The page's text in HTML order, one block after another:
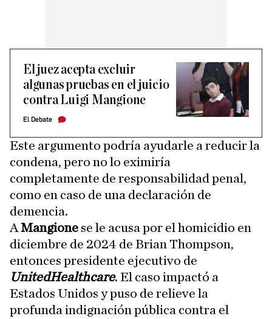
El juez acepta excluir
algunas pruebas en el juicio
contra Luigi Mangione
El Debate
Este argumento podría ayudarle a reducir la
condena, pero no lo eximiría
completamente de responsabilidad penal,
como en caso de una declaración de
demencia.
A Mangione se le acusa por el homicidio en
diciembre de 2024 de Brian Thompson,
entonces presidente ejecutivo de
UnitedHealthcare. El caso impactó a
Estados Unidos y puso de relieve la
profunda indignación pública contra el